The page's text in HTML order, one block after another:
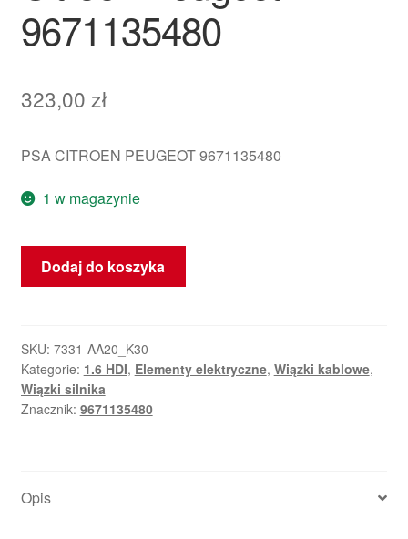
9671135480
323,00 zł
PSA CITROEN PEUGEOT 9671135480
1 w magazynie
ilość
Kabel
biegun
w
silniku
Citroën
Dodaj do koszyka
SKU: 7331-AA20_K30
Kategorie: 1.6 HDI, Elementy elektryczne, Wiązki kablowe,
Wiązki silnika
Znacznik: 9671135480
Opis